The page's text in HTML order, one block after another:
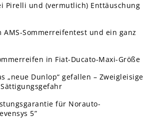
Pirelli und (vermutlich) Enttäuschung
AMS-Sommerreifentest und ein ganz
in Fiat-Ducato-Maxi-Größe
„neue Dunlop“ gefallen – Zweigleisige
für Norauto-
5”